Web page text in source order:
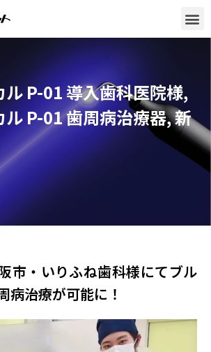
P-01 導入歯科医院様,
P-01 歯周病治療器,新
市・いりふね歯科様​にてブル
病治療が可能に！